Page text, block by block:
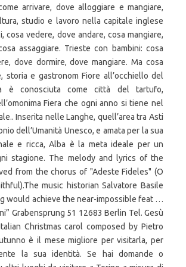
arrivare, dove alloggiare e mangiare,
studio e lavoro nella capitale inglese
cosa vedere, dove andare, cosa mangiare,
assaggiare. Trieste con bambini: cosa
dove dormire, dove mangiare. Ma cosa
storia e gastronom Fiore all’occhiello del
è conosciuta come città del tartufo,
Fiera che ogni anno si tiene nel
Inserita nelle Langhe, quell’area tra Asti
dell’Umanità Unesco, e amata per la sua
e ricca, Alba è la meta ideale per un
stagione. The melody and lyrics of the
from the chorus of "Adeste Fideles" (O
music historian Salvatore Basile
would achieve the near-impossible feat …
Grabensprung 51 12683 Berlin Tel. Gesù
Christmas carol composed by Pietro
è il mese migliore per visitarla, per
la sua identità. Se hai domande o